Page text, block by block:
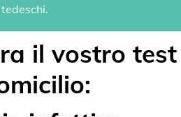
tedeschi.
il vostro test